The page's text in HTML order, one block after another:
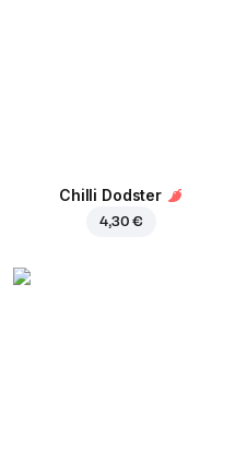
Chilli Dodster
4,30 €